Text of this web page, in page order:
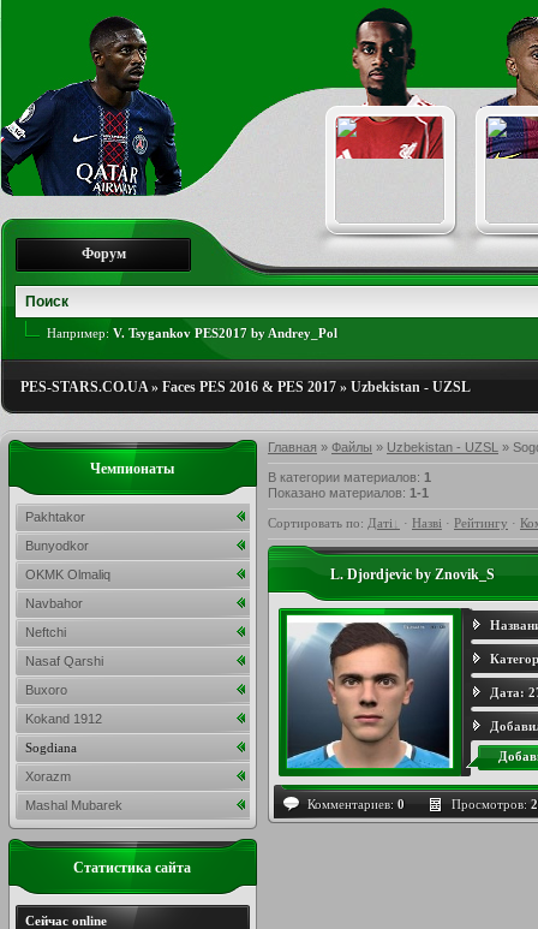
Форум
Например: V. Tsygankov PES2017 by Andrey_Pol
PES-STARS.CO.UA» Faces PES 2016 & PES 2017 » Uzbekistan - UZSL
Главная » Файлы » Uzbekistan - UZSL »
В категории материалов: 1
Показано материалов: 1-1
Сортировать по: Даті · Назві · Рейтингу ·
L. Djordjevic by Znovik_S
Дата:
Комментариев: 0 Просмотров:
Чемпионаты
Pakhtakor
Bunyodkor
OKMK Olmaliq
Navbahor
Neftchi
Nasaf Qarshi
Buxoro
Kokand 1912
Sogdiana
Xorazm
Mashal Mubarek
Статистика сайта
Сейчас online